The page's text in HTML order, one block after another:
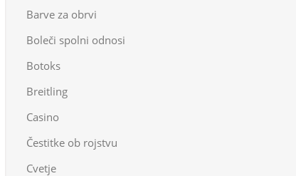
Barve za obrvi
Boleči spolni odnosi
Botoks
Breitling
Casino
Čestitke ob rojstvu
Cvetje